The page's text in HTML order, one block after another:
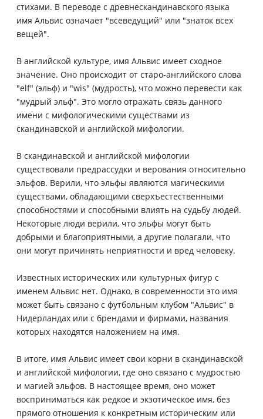
стихами. В переводе с древнескандинавского языка
имя Альвис означает "всеведущий" или "знаток всех
вещей".
В английской культуре, имя Альвис имеет сходное
значение. Оно происходит от старо-английского слова
"elf" (эльф) и "wis" (мудрость), что можно перевести как
"мудрый эльф". Это могло отражать связь данного
имени с мифологическими существами из
скандинавской и английской мифологии.
В скандинавской и английской мифологии
существовали предрассудки и верования относительно
эльфов. Верили, что эльфы являются магическими
существами, обладающими сверхъестественными
способностями и способными влиять на судьбу людей.
Некоторые люди верили, что эльфы могут быть
добрыми и благоприятными, а другие полагали, что
они могут причинять неприятности и вред человеку.
Известных исторических или культурных фигур с
именем Альвис нет. Однако, в современности это имя
может быть связано с футбольным клубом "Альвис" в
Нидерландах или с брендами и фирмами, названия
которых находятся наложением на имя.
В итоге, имя Альвис имеет свои корни в скандинавской
и английской мифологии, где оно связано с мудростью
и магией эльфов. В настоящее время, оно может
восприниматься как редкое и экзотическое имя, без
прямого отношения к конкретным историческим или